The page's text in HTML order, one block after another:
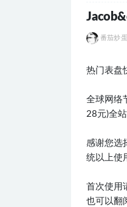
番茄炒蛋
热门表盘
全球网络
28元)全
感谢您选
统以上使
首次使用
也可以翻